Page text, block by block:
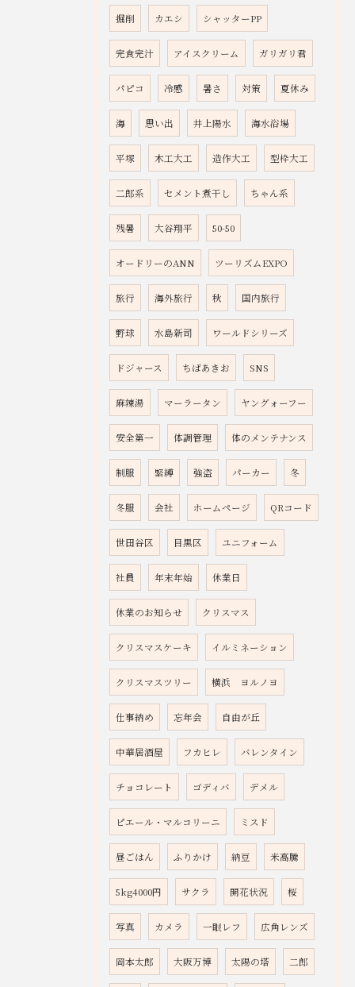
掘削 カエシ シャッターPP
完食完汁 アイスクリーム ガリガリ君
パピコ 冷感 暑さ 対策 夏休み
海 思い出 井上陽水 海水浴場
平塚 木工大工 造作大工 型枠大工
二郎系 セメント煮干し ちゃん系
残暑 大谷翔平 50-50
オードリーのANN ツーリズムEXPO
旅行 海外旅行 秋 国内旅行
野球 水島新司 ワールドシリーズ
ドジャース ちばあきお SNS
麻辣湯 マーラータン ヤングォーフー
安全第一 体調管理 体のメンテナンス
制服 緊縛 強盗 パーカー 冬
冬服 会社 ホームページ QRコード
世田谷区 目黒区 ユニフォーム
社員 年末年始 休業日
休業のお知らせ クリスマス
クリスマスケーキ イルミネーション
クリスマスツリー 横浜 ヨルノヨ
仕事納め 忘年会 自由が丘
中華居酒屋 フカヒレ バレンタイン
チョコレート ゴディバ デメル
ピエール・マルコリーニ ミスド
昼ごはん ふりかけ 納豆 米高騰
5kg4000円 サクラ 開花状況 桜
写真 カメラ 一眼レフ 広角レンズ
岡本太郎 大阪万博 太陽の塔 二郎